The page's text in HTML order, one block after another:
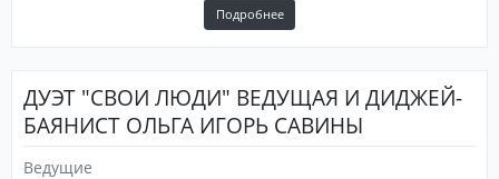
Подробнее
ДУЭТ "СВОИ ЛЮДИ" ВЕДУЩАЯ И ДИДЖЕЙ-
БАЯНИСТ ОЛЬГА ИГОРЬ САВИНЫ
Ведущие